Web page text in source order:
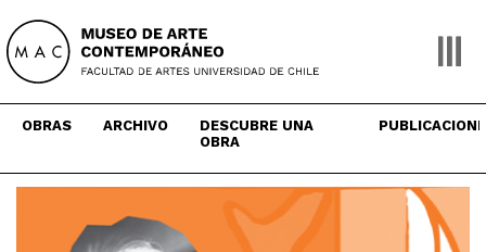
content
OBRAS ARCHIVO
DESCUBRE UNA
OBRA